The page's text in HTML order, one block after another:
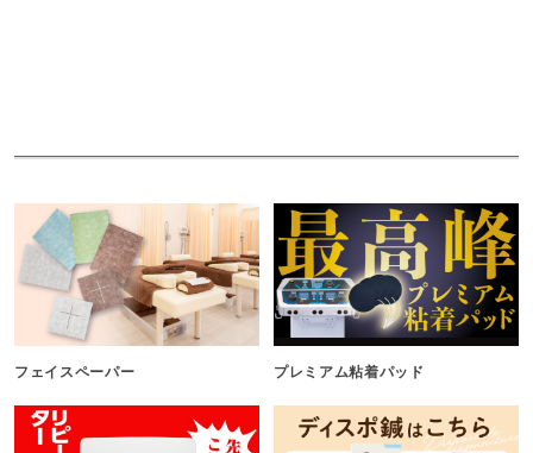
フェイスペーパー プレミアム粘着パッド